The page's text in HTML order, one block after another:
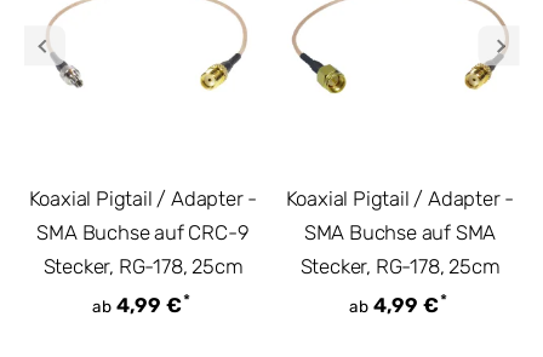
Koaxial Pigtail / Adapter -
SMA Buchse auf CRC-9
Stecker, RG-178, 25cm
ab 4,99 €*
Koaxial Pigtail / Adapter -
SMA Buchse auf SMA
Stecker, RG-178, 25cm
ab 4,99 €*